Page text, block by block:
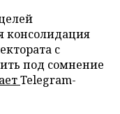
консолидация
с
под сомнение
Telegram-